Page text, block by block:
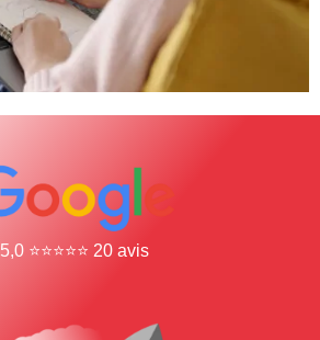
5,0 ⭐⭐⭐⭐⭐ 20 avis